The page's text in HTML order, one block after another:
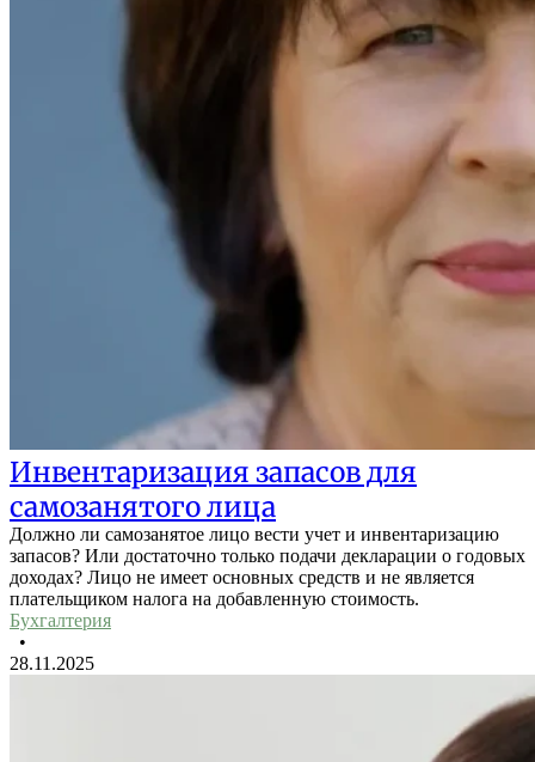
Инвентаризация запасов для
самозанятого лица
Должно ли самозанятое лицо вести учет и инвентаризацию
запасов? Или достаточно только подачи декларации о годовых
доходах? Лицо не имеет основных средств и не является
плательщиком налога на добавленную стоимость.
Бухгалтерия
•
28.11.2025